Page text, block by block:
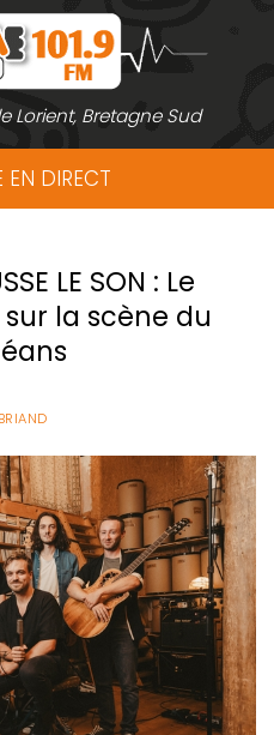
Lorient, Bretagne Sud
DIRECT
LE SON : Le
la scène du